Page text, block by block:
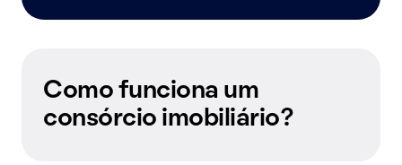
Como funciona um
consórcio imobiliário?